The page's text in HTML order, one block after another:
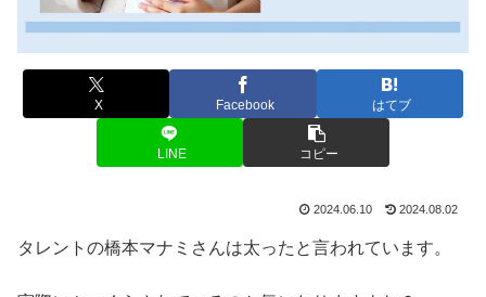
X Facebook はてブ
LINE コピー
2024.06.10 2024.08.02
タレントの橋本マナミさんは太ったと言われています。